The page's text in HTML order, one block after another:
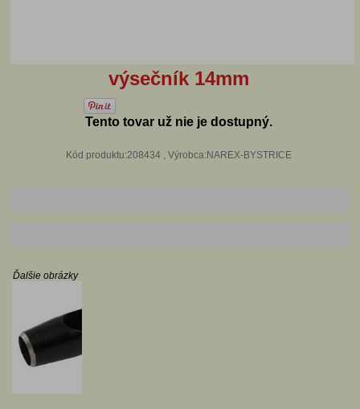
výsečník 14mm
Tento tovar už nie je dostupný.
Kód produktu:208434 , Výrobca:NAREX-BYSTRICE
Ďalšie obrázky